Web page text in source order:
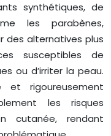
synthétiques, de
les parabènes,
des alternatives plus
susceptibles de
ou d’irriter la peau.
et rigoureusement
les risques
cutanée, rendant